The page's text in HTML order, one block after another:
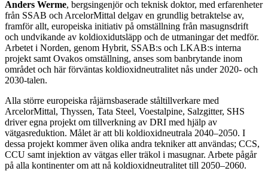
Anders Werme, bergsingenjör och teknisk doktor, med erfarenheter
från SSAB och ArcelorMittal delgav en grundlig betraktelse av,
framför allt, europeiska initiativ på omställning från masugnsdrift
och undvikande av koldioxidutsläpp och de utmaningar det medför.
Arbetet i Norden, genom Hybrit, SSAB:s och LKAB:s interna
projekt samt Ovakos omställning, anses som banbrytande inom
området och här förväntas koldioxidneutralitet nås under 2020- och
2030-talen.
Alla större europeiska råjärnsbaserade ståltillverkare med
ArcelorMittal, Thyssen, Tata Steel, Voestalpine, Salzgitter, SHS
driver egna projekt om tillverkning av DRI med hjälp av
vätgasreduktion. Målet är att bli koldioxidneutrala 2040–2050. I
dessa projekt kommer även olika andra tekniker att användas; CCS,
CCU samt injektion av vätgas eller träkol i masugnar. Arbete pågår
på alla kontinenter om att nå koldioxidneutralitet till 2050–2060.